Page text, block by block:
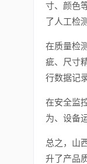
寸、颜色
了人工检
在质量检
疵、尺寸
行数据记
在安全监
为、设备
总之，山
升了产品